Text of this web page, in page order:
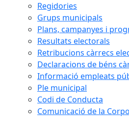
Regidories
Grups municipals
Plans, campanyes i
Resultats electorals
Retribucions càrrecs
Declaracions de béns
Informació empleats
Ple municipal
Codi de Conducta
Comunicació de la